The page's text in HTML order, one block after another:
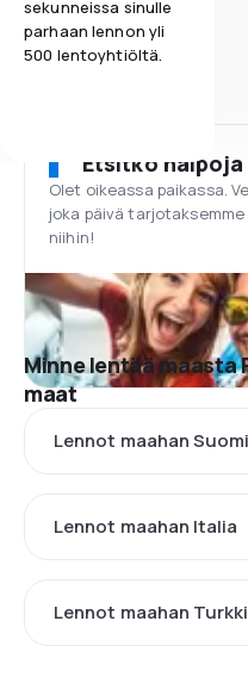
sekunneissa sinulle
parhaan lennon yli
500 lentoyhtiöltä.
Etsitkö
Olet oikeassa paikassa.
joka päivä
niihin!
Minne lentää maasta
maat
Lennot maahan Suomi
Lennot maahan Italia
Lennot maahan Turkki